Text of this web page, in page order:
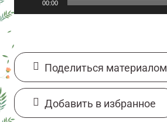
00:00
Поделиться материалом
Добавить в избранное